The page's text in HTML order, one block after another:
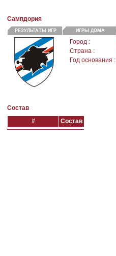
Сампдория
РЕЗУЛЬТАТЫ ИГР ИГРЫ ДОМА
Город :
Страна :
Год основания :
Состав
#
Состав